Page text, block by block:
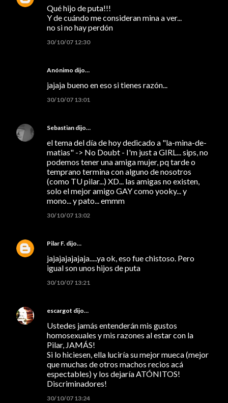
Qué hijo de puta!!!
Y de cuándo me consideran mina a ver...
no si no hay perdón
30/10/07 12:30
Anónimo dijo…
jajaja bueno en eso si tienes razón...
30/10/07 13:01
Sebastian dijo…
el tema del día de hoy dedicado a "la-mina-de-
matias" -> No Doubt - I'm just a GIRL... sips, no
podemos tener una amiga mujer, pq tarde o
temprano termina con alguno de nosotros
(como TU pilar...) XD... las amigas no existen,
solo el mejor amigo GAY como yooky... y
mono... y pato... emmm
30/10/07 13:02
Pilar F. dijo…
jajajajajajaja.....ya ok, eso fue chistoso. Pero
igual son unos hijos de puta
30/10/07 13:21
escargot dijo…
Ustedes jamás entenderán mis gustos
homosexuales y mis razones al estar con la
Pilar, JAMÁS!
Si lo hiciesen, ella luciría su mejor mueca (mejor
que muchas de otros machos recios acá
espectables) y los dejaría ATÓNITOS!
Discriminadores!
30/10/07 13:24